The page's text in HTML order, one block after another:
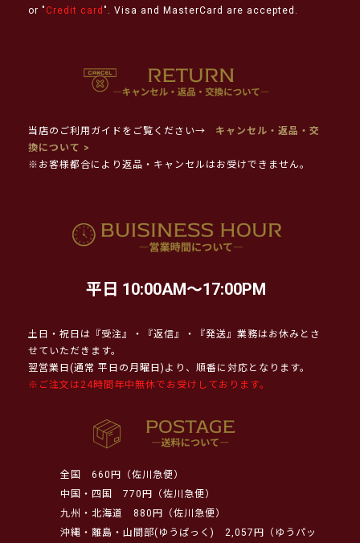
or " Credit card ". Visa and MasterCard are accepted.
当店のご利用ガイドをご覧ください→
キャンセル・返品・交
換について >
※お客様都合により返品・キャンセルはお受けできません。
平日 10:00AM～17:00PM
土日・祝日は『受注』・『返信』・『発送』業務はお休みとさ
せていただきます。
翌営業日(通常 平日の月曜日)より、順番に対応となります。
※ご注文は24時間年中無休でお受けしております。
全国
660円（佐川急便）
中国・四国
770円（佐川急便）
九州・北海道
880円（佐川急便）
沖縄・離島・山間部(ゆうぱっく)
2,057円（ゆうパッ